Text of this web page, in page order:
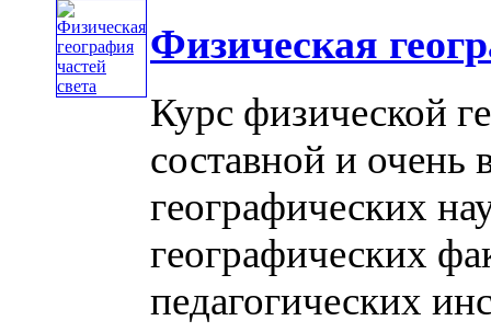
Физическая
Курс физической
составной и
географических
географических
педагогических